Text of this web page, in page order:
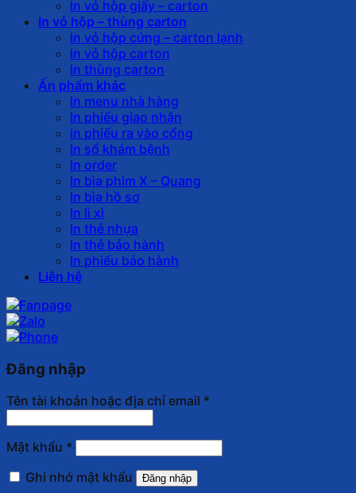
In vỏ hộp giấy – carton
In vỏ hộp – thùng carton
In vỏ hộp cứng – carton lạnh
In vỏ hộp carton
In thùng carton
Ấn phẩm khác
In menu nhà hàng
In phiếu giao nhận
in phiếu ra vào cổng
In sổ khám bệnh
In order
In bìa phim X – Quang
In bìa hồ sơ
In lì xì
In thẻ nhựa
In thẻ bảo hành
In phiếu bảo hành
Liên hệ
Đăng nhập
Tên tài khoản hoặc địa chỉ email *
Mật khẩu *
Ghi nhớ mật khẩu
Đăng nhập